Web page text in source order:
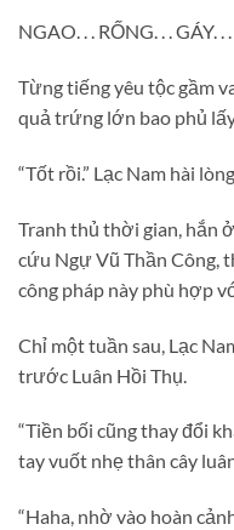
NGAO. . . RỐNG. . . GÁY. . .
Từng tiếng yêu tộc gầm
quả trứng lớn bao phủ
“Tốt rồi.” Lạc Nam hài
Tranh thủ thời gian, hắn
cứu Ngự Vũ Thần Công,
công pháp này phù hợp
Chỉ một tuần sau, Lạc
trước Luân Hồi Thụ.
“Tiền bối cũng thay đổi
tay vuốt nhẹ thân cây
“Haha, nhờ vào hoàn